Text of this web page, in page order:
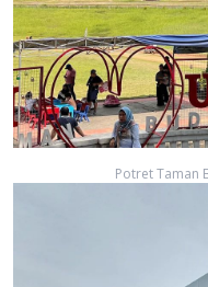
Potret Taman